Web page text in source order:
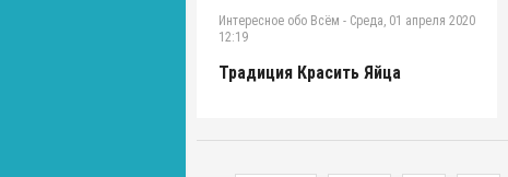
Интересное обо Всём - Среда, 01 апреля 2020
12:19
Традиция Красить Яйца